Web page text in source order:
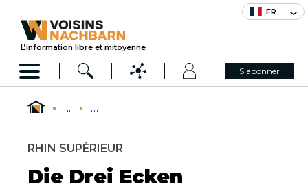
FR
L’information libre et mitoyenne
S'abonner
... ...
RHIN SUPÉRIEUR
Die Drei Ecken